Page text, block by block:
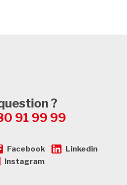
?
91 99 99
Facebook
Linkedin
Instagram